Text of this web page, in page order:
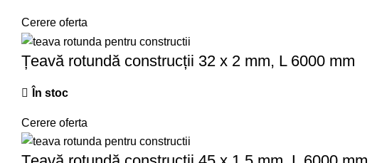
Cerere oferta
Țeavă rotundă construcții 32 x 2 mm, L 6000 mm
În stoc
Cerere oferta